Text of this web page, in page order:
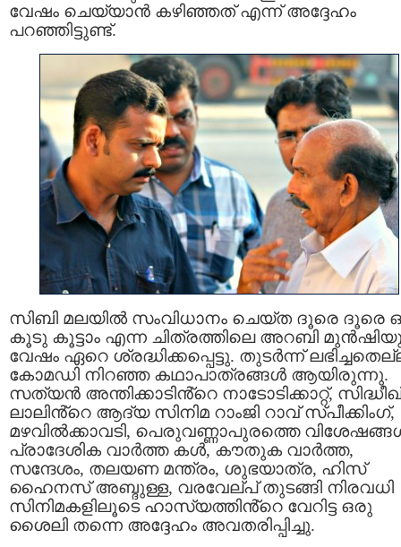
വേഷം ചെയ്യാൻ കഴിഞ്ഞത് എന്ന് അദ്ദേഹം
പറഞ്ഞിട്ടുണ്ട്.
സിബി മലയില്‍ സംവിധാനം ചെയ്ത ദൂരെ ദൂരെ
കൂടു കൂട്ടാം എന്ന ചിത്രത്തിലെ അറബി
വേഷം ഏറെ ശ്രദ്ധിക്കപ്പെട്ടു. തുടർന്ന്
കോമഡി നിറഞ്ഞ കഥാപാത്രങ്ങൾ ആയിരുന്നു.
സത്യൻ അന്തിക്കാടിൻ്റെ നാടോടിക്കാറ്റ്, സിദ്ധീഖ്
ലാലിൻ്റെ ആദ്യ സിനിമ റാംജി റാവ് സ്പീക്കിംഗ്,
മഴവില്‍ക്കാവടി, പെരുവണ്ണാപുരത്തെ
പ്രാദേശിക വാര്‍ത്ത കള്‍, കൗതുക വാര്‍ത്ത,
സന്ദേശം, തലയണ മന്ത്രം, ശുഭയാത്ര, ഹിസ്
ഹൈനസ് അബ്ദുള്ള, വരവേല്പ് തുടങ്ങി നിരവധി
സിനിമകളിലൂടെ ഹാസ്യത്തിൻ്റെ വേറിട്ട ഒരു
ശൈലി തന്നെ അദ്ദേഹം അവതരിപ്പിച്ചു.